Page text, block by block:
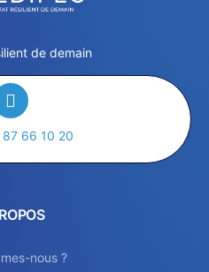
de demain
66 10 20
nous ?